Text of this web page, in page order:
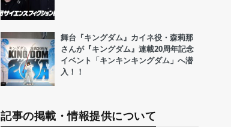
舞台『キングダム』カイネ役・森莉那
さんが『キングダム』連載20周年記念
イベント「キンキンキングダム」へ潜
入！！
記事の掲載・情報提供について